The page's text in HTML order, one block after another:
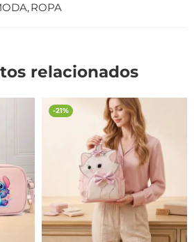
,ROPA
relacionados
-21%